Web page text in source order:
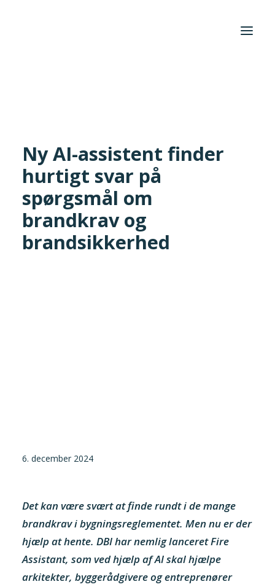
Aktuelt
Cases
Search
Ny AI-assistent finder
hurtigt svar på
spørgsmål om
brandkrav og
brandsikkerhed
6. december 2024
Det kan være svært at finde rundt i de mange
brandkrav i bygningsreglementet. Men nu er der
hjælp at hente. DBI har nemlig lanceret Fire
Assistant, som ved hjælp af AI skal hjælpe
arkitekter, byggerådgivere og entreprenører